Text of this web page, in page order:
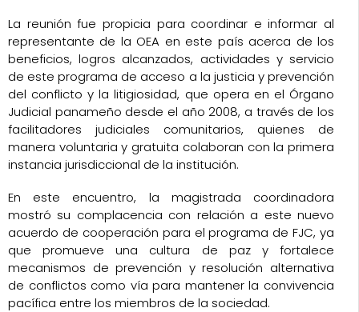
La reunión fue propicia para coordinar e informar al
representante de la OEA en este país acerca de los
beneficios, logros alcanzados, actividades y servicio
de este programa de acceso a la justicia y prevención
del conflicto y la litigiosidad, que opera en el Órgano
Judicial panameño desde el año 2008, a través de los
facilitadores judiciales comunitarios, quienes de
manera voluntaria y gratuita colaboran con la primera
instancia jurisdiccional de la institución.
En este encuentro, la magistrada coordinadora
mostró su complacencia con relación a este nuevo
acuerdo de cooperación para el programa de FJC, ya
que promueve una cultura de paz y fortalece
mecanismos de prevención y resolución alternativa
de conflictos como vía para mantener la convivencia
pacífica entre los miembros de la sociedad.